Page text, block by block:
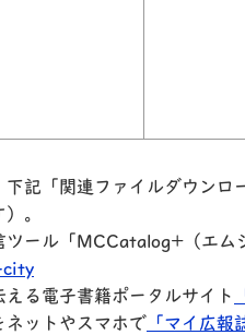
下記「関連ファイルダウンロ
。
ール「MCCatalog+（エム
city
る電子書籍ポータルサイト
ットやスマホで
「マイ広報